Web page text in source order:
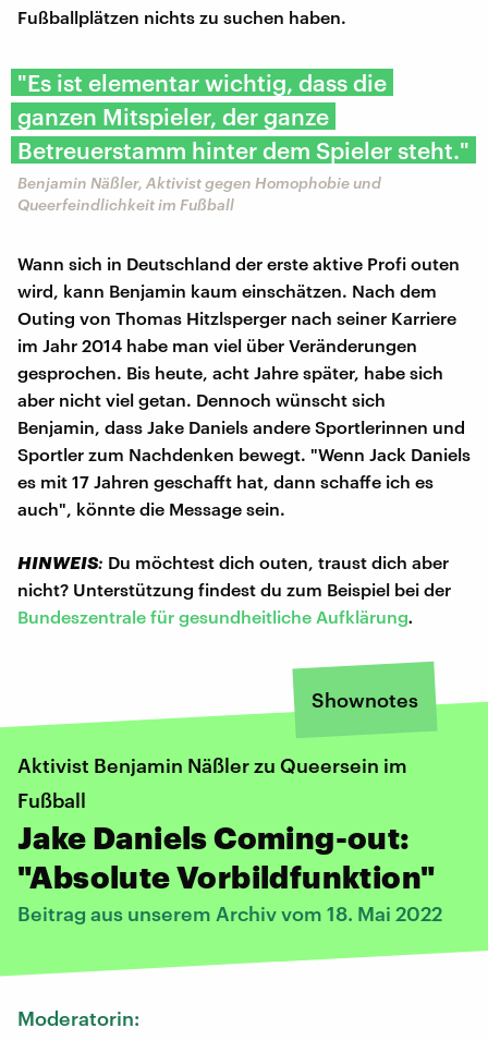
Fußballplätzen nichts zu suchen haben.
"Es ist elementar wichtig, dass die
ganzen Mitspieler, der ganze
Betreuerstamm hinter dem Spieler steht."
Benjamin Näßler, Aktivist gegen Homophobie und
Queerfeindlichkeit im Fußball
Wann sich in Deutschland der erste aktive Profi outen
wird, kann Benjamin kaum einschätzen. Nach dem
Outing von Thomas Hitzlsperger nach seiner Karriere
im Jahr 2014 habe man viel über Veränderungen
gesprochen. Bis heute, acht Jahre später, habe sich
aber nicht viel getan. Dennoch wünscht sich
Benjamin, dass Jake Daniels andere Sportlerinnen und
Sportler zum Nachdenken bewegt. "Wenn Jack Daniels
es mit 17 Jahren geschafft hat, dann schaffe ich es
auch", könnte die Message sein.
HINWEIS: Du möchtest dich outen, traust dich aber
nicht? Unterstützung findest du zum Beispiel bei der
Bundeszentrale für gesundheitliche Aufklärung.
Shownotes
Aktivist Benjamin Näßler zu Queersein im
Fußball
Jake Daniels Coming-out:
"Absolute Vorbildfunktion"
Beitrag aus unserem Archiv vom 18. Mai 2022
Moderatorin: